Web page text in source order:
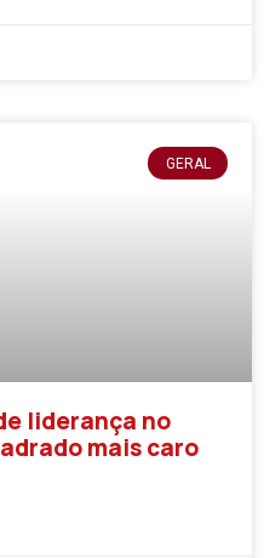
GERAL
liderança no
mais caro